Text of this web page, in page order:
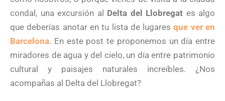
condal, una excursión al Delta del Llobregat es algo
que deberías anotar en tu lista de lugaresque ver en
Barcelona. En este post te proponemos un día entre
miradores de agua y del cielo, un día entre patrimonio
cultural y paisajes naturales increíbles. ¿Nos
acompañas al Delta del Llobregat?